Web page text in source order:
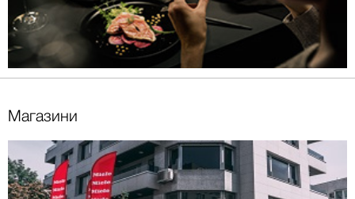
Магазини